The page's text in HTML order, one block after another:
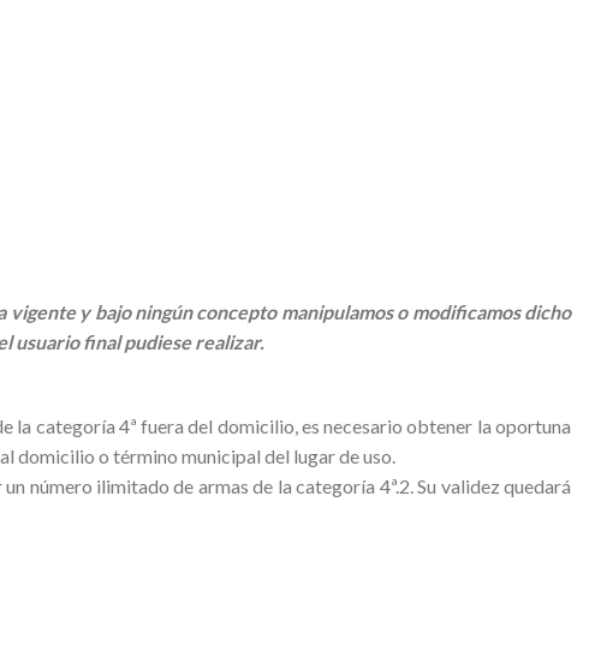
vigente y bajo ningún concepto manipulamos o modificamos dicho
usuario final pudiese realizar.
la categoría 4ª fuera del domicilio, es necesario obtener la oportuna
domicilio o término municipal del lugar de uso.
número ilimitado de armas de la categoría 4ª.2. Su validez quedará